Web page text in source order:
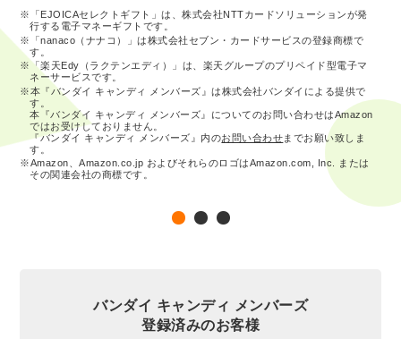
※「EJOICAセレクトギフト」は、株式会社NTTカードソリューションが発
行する電子マネーギフトです。
※「nanaco（ナナコ）」は株式会社セブン・カードサービスの登録商標で
す。
※「楽天Edy（ラクテンエディ）」は、楽天グループのプリペイド型電子マ
ネーサービスです。
※本『バンダイ キャンディ メンバーズ』は株式会社バンダイによる提供で
す。
本『バンダイ キャンディ メンバーズ』についてのお問い合わせはAmazon
ではお受けしておりません。
『バンダイ キャンディ メンバーズ』内のお問い合わせまでお願い致しま
す。
※Amazon、Amazon.co.jp およびそれらのロゴはAmazon.com, Inc. または
その関連会社の商標です。
バンダイ キャンディ メンバーズ
登録済みのお客様